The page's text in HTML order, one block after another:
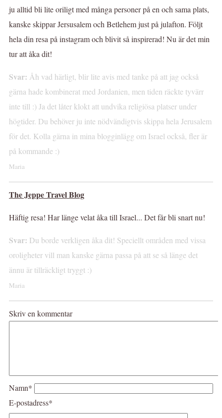
ju alltid bli lite oriligt med många personer på en och sama plats,
kanske skippar Jersusalem och Betlehem just på julafton. Följt
hela din resa på instagram och blivit så inspirerad! Nu är det min
tur att åka dit!
Svar: Åh vad härligt, blir lite avis med tanke på att jag också
gärna hade kombinerat med Jordanien, men tiden räckte tyvärr
inte till :) Ja det låter klokt att undvika religiösa platser under
högtider. Du behöver ju inte nödvändigtvis skippa hela Jerusalem
för det. Kolla gärna in mina blogginlägg om Israel också, fler är
på kommande :)
Maria
The Jeppe Travel Blog
Häftig resa! Har länge velat åka till Israel... Det får bli snart nu!
Svar: Du borde verkligen åka dit! Speciellt områden med vissa
oroligheter vill man kanske gärna passa på att se så länge det
ännu är tillräckligt tryggt :)
Maria
Skriv en kommentar
Namn*
E-postadress*